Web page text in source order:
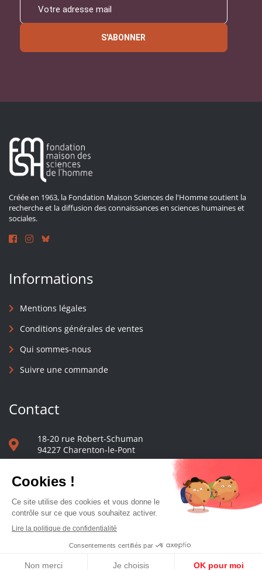
S'ABONNER
Créée en 1963, la Fondation Maison Sciences de l'Homme soutient la
recherche et la diffusion des connaissances en sciences humaines et
sociales.
Informations
Mentions légales
Conditions générales de ventes
Qui sommes-nous
Suivre une commande
Contact
18-20 rue Robert-Schuman
94227 Charenton-le-Pont